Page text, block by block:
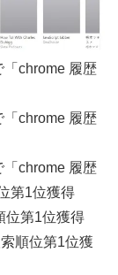
「chrome 履歴
「chrome 履歴
「chrome 履歴
第1位獲得
位第1位獲得
順位第1位獲